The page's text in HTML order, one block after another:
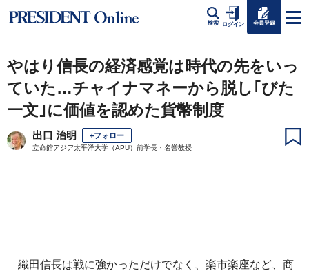
検索 ログイン 会員登録
やはり信長の経済感覚は時代の先をいっ
ていた…チャイナマネーから脱し｢びた
一文｣に価値を認めた貨幣制度
出口 治明 +フォロー
立命館アジア太平洋大学（APU）前学長・名誉教授
織田信長は戦に強かっただけでなく、楽市楽座など、商